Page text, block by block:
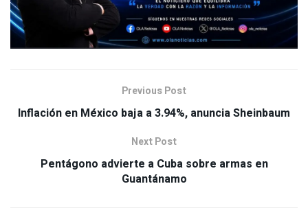
Previous Post
Inflación en México baja a 3.94%, anuncia Sheinbaum
Next Post
Pentágono advierte a Cuba sobre armas en
Guantánamo